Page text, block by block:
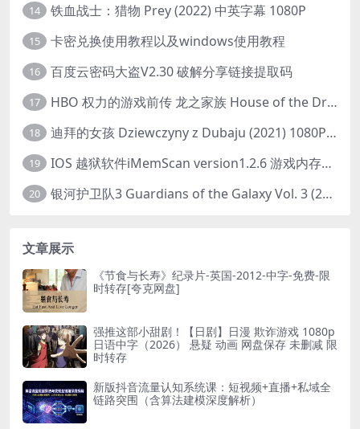
14 铁血战士：猎物 Prey (2022) 中英字幕 1080P
15 卡密兑换使用教程以及windows使用教程
16 百度云密码大盗V2.30 破解分享链接提取码
17 HBO 权力的游戏前传 龙之家族 House of the Dragon (2022) 中字 1080P 更新4集
18 迪拜的女孩 Dziewczyny z Dubaju (2021) 1080P 中字
19 IOS 越狱软件iMemScan version1.2.6 游戏内存修改器
20 银河护卫队3 Guardians of the Galaxy Vol. 3 (2023)4K高清资源1080p只分享精品
文章展示
《节食与长寿》纪录片-英国-2012-中字-免费-限
时转存[夸克网盘]
强推这部小甜剧！【日剧】日漫 欺诈游戏 1080p
日语中字（2026） 悬疑 动画 网盘保存 未删减 限
时转存
新版抖音流量认知系统课：短视频+直播+私域全
链路突围（含算法建模深度解析）